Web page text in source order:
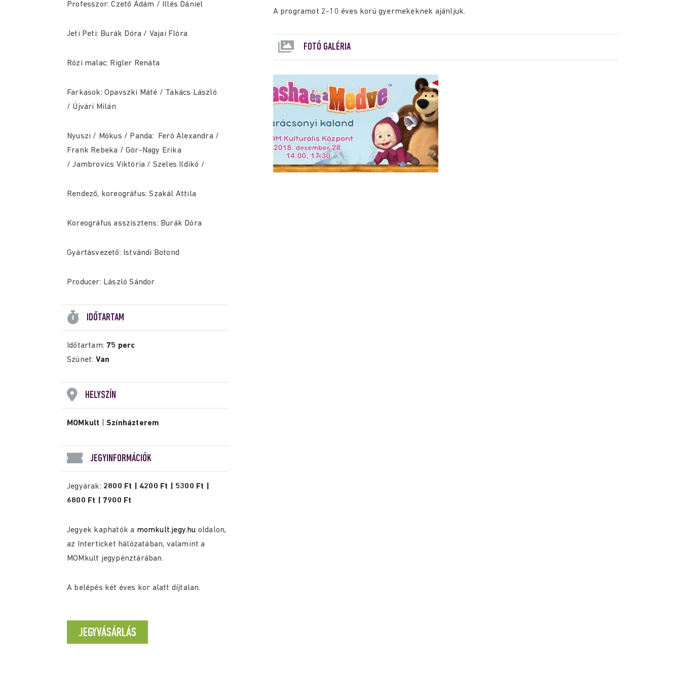
Professzor: Czető Ádám / Illés Dániel
Jeti Peti: Burák Dóra / Vajai Flóra
Rózi malac: Rigler Renáta
Farkasok: Opavszki Máté / Takács László
/ Újvári Milán
Nyuszi / Mókus / Panda: Feró Alexandra /
Frank Rebeka / Gór-Nagy Erika
/ Jambrovics Viktória / Szeles Ildikó /
Rendező, koreográfus: Szakál Attila
Koreográfus asszisztens: Burák Dóra
Gyártásvezető: Istvándi Botond
Producer: László Sándor
IDŐTARTAM
Időtartam: 75 perc
Szünet: Van
HELYSZÍN
MOMkult |Színházterem
JEGYINFORMÁCIÓK
Jegyárak: 2800 Ft | 4200 Ft | 5300 Ft |
6800 Ft | 7900 Ft
Jegyek kaphatók a momkult.jegy.hu oldalon,
az Interticket hálózatában, valamint a
MOMkult jegypénztárában.
A belépés két éves kor alatt díjtalan.
JEGYVÁSÁRLÁS
A programot 2-10 éves korú gyermekeknek ajánljuk.
FOTÓ GALÉRIA